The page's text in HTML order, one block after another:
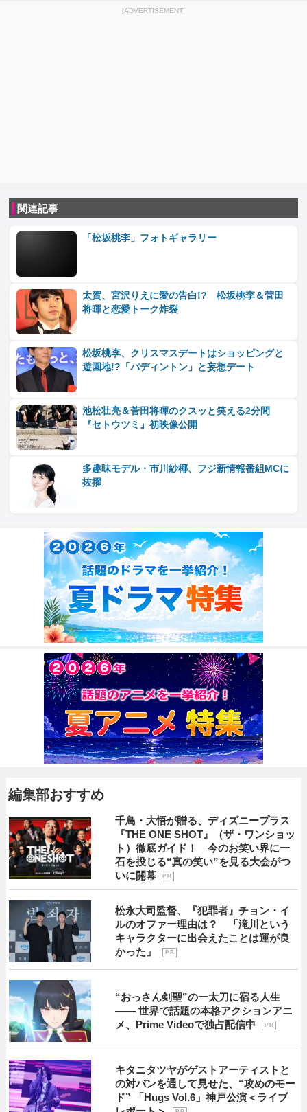
[ADVERTISEMENT]
関連記事
「松坂桃李」フォトギャラリー
太賀、宮沢りえに愛の告白!? 松坂桃李＆菅田
将暉と恋愛トーク炸裂
松坂桃李、クリスマスデートはショッピングと
遊園地!?「パディントン」と妄想デート
池松壮亮＆菅田将暉のクスッと笑える2分間
『セトウツミ』初映像公開
多趣味モデル・市川紗椰、フジ新情報番組MCに
抜擢
編集部おすすめ
千鳥・大悟が贈る、ディズニープラス
『THE ONE SHOT』（ザ・ワンショッ
ト）徹底ガイド！ 今のお笑い界に一
石を投じる“真の笑い”を見る大会がつ
いに開幕
P R
松永大司監督、『犯罪者』チョン・イ
ルのオファー理由は？ 「滝川という
キャラクターに出会えたことは運が良
かった」
P R
“おっさん剣聖”の一太刀に宿る人生
―― 世界で話題の本格アクションアニ
メ、Prime Videoで独占配信中
P R
キタニタツヤがゲストアーティストと
の対バンを通して見せた、“攻めのモー
ド” 「Hugs Vol.6」神戸公演＜ライブ